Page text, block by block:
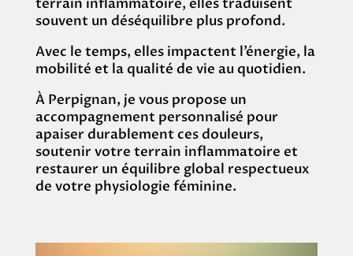
souvent un déséquilibre plus profond.
Avec le temps, elles impactent l’énergie, la
mobilité et la qualité de vie au quotidien.
À Perpignan, je vous propose un
accompagnement personnalisé pour
apaiser durablement ces douleurs,
soutenir votre terrain inflammatoire et
restaurer un équilibre global respectueux
de votre physiologie féminine.